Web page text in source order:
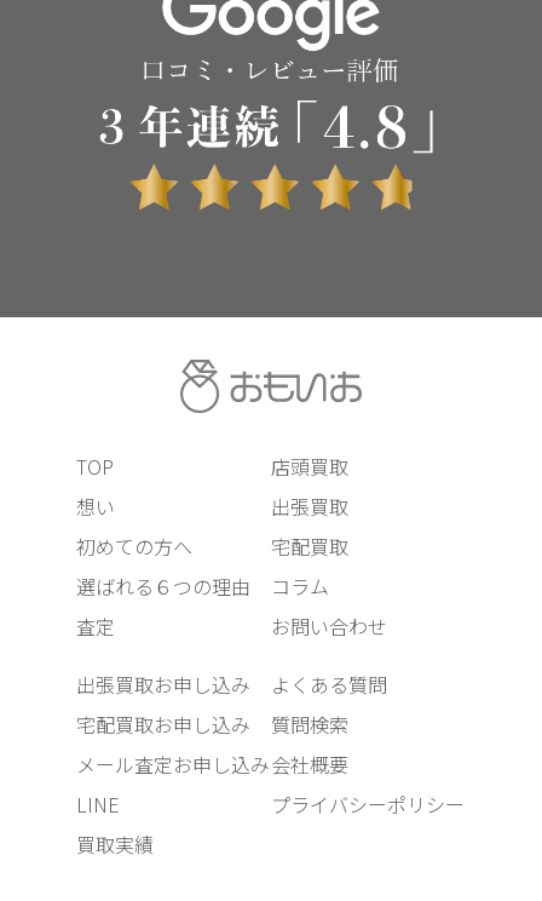
TOP
想い
初めての方へ
選ばれる６つの理由
査定
店頭買取
出張買取
宅配買取
コラム
お問い合わせ
出張買取お申し込み
宅配買取お申し込み
メール査定お申し込み
LINE
買取実績
よくある質問
質問検索
会社概要
プライバシーポリシー